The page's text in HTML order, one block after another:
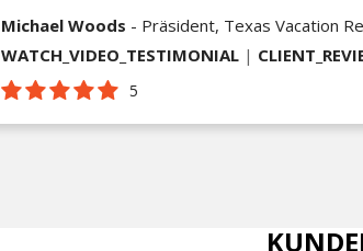
Michael Woods - Präsident, Texas Vacation
WATCH_VIDEO_TESTIMONIAL |
5